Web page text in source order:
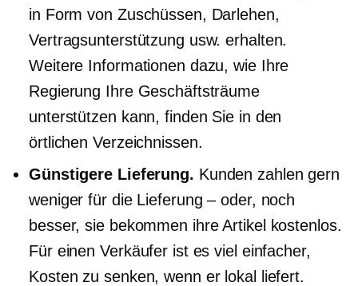
in Form von Zuschüssen, Darlehen,
Vertragsunterstützung usw. erhalten.
Weitere Informationen dazu, wie Ihre
Regierung Ihre Geschäftsträume
unterstützen kann, finden Sie in den
örtlichen Verzeichnissen.
Günstigere Lieferung. Kunden zahlen gern
weniger für die Lieferung – oder, noch
besser, sie bekommen ihre Artikel kostenlos.
Für einen Verkäufer ist es viel einfacher,
Kosten zu senken, wenn er lokal liefert.